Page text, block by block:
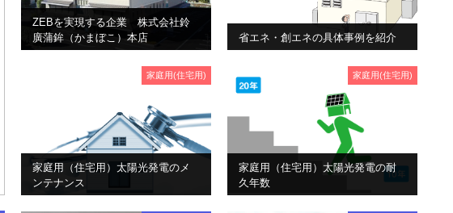
ZEBを実現する企業 株式会社鈴
廣蒲鉾（かまぼこ）本店
省エネ・創エネの具体事例を紹介
家庭用(住宅用)
家庭用（住宅用）太陽光発電のメ
ンテナンス
家庭用(住宅用)
家庭用（住宅用）太陽光発電の耐
久年数